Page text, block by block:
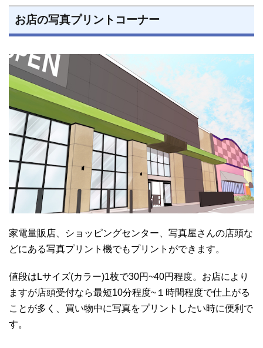
お店の写真プリントコーナー
家電量販店、ショッピングセンター、写真屋さんの店頭な
どにある写真プリント機でもプリントができます。
値段はLサイズ(カラー)1枚で30円~40円程度。お店により
ますが店頭受付なら最短10分程度~１時間程度で仕上がる
ことが多く、買い物中に写真をプリントしたい時に便利で
す。